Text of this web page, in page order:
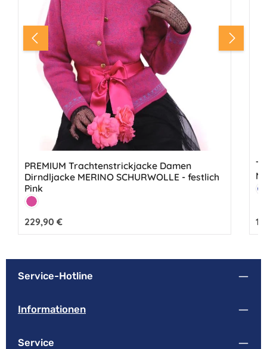
PREMIUM Trachtenstrickjacke Damen
Dirndljacke MERINO SCHURWOLLE - festlich
Pink
Farbe:
Pink
Regulärer Preis:
229,90 €
Service-Hotline
Informationen
Service